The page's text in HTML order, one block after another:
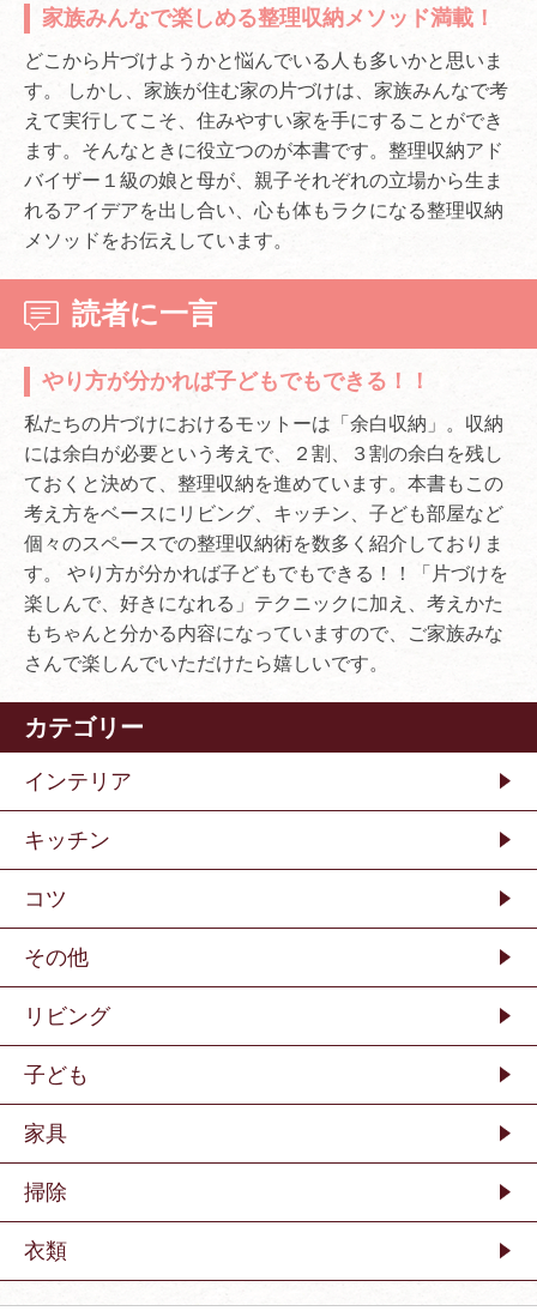
家族みんなで楽しめる整理収納メソッド満載！
どこから片づけようかと悩んでいる人も多いかと思いま
す。 しかし、家族が住む家の片づけは、家族みんなで考
えて実行してこそ、住みやすい家を手にすることができ
ます。そんなときに役立つのが本書です。整理収納アド
バイザー１級の娘と母が、親子それぞれの立場から生ま
れるアイデアを出し合い、心も体もラクになる整理収納
メソッドをお伝えしています。
読者に一言
やり方が分かれば子どもでもできる！！
私たちの片づけにおけるモットーは「余白収納」。収納
には余白が必要という考えで、２割、３割の余白を残し
ておくと決めて、整理収納を進めています。本書もこの
考え方をベースにリビング、キッチン、子ども部屋など
個々のスペースでの整理収納術を数多く紹介しておりま
す。 やり方が分かれば子どもでもできる！！「片づけを
楽しんで、好きになれる」テクニックに加え、考えかた
もちゃんと分かる内容になっていますので、ご家族みな
さんで楽しんでいただけたら嬉しいです。
カテゴリー
インテリア
キッチン
コツ
その他
リビング
子ども
家具
掃除
衣類